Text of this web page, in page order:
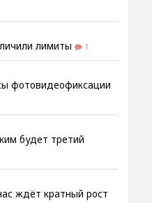
лимиты 1
фотовидеофиксации
будет третий
ждёт кратный рост